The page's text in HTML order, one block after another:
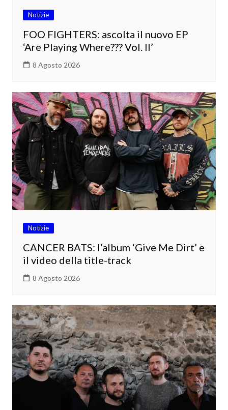
Notizie
FOO FIGHTERS: ascolta il nuovo EP
‘Are Playing Where??? Vol. II’
8 Agosto 2026
Notizie
CANCER BATS: l’album ‘Give Me Dirt’ e
il video della title-track
8 Agosto 2026